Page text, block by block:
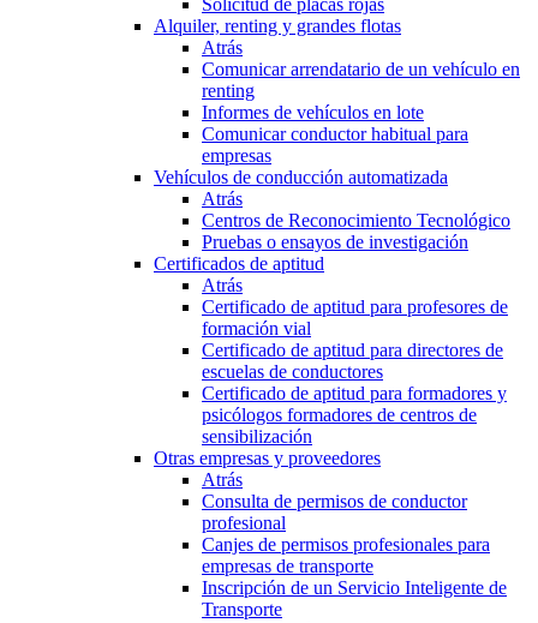
Solicitud de placas rojas
Alquiler, renting y grandes flotas
Atrás
Comunicar arrendatario de un vehículo en
renting
Informes de vehículos en lote
Comunicar conductor habitual para
empresas
Vehículos de conducción automatizada
Atrás
Centros de Reconocimiento Tecnológico
Pruebas o ensayos de investigación
Certificados de aptitud
Atrás
Certificado de aptitud para profesores de
formación vial
Certificado de aptitud para directores de
escuelas de conductores
Certificado de aptitud para formadores y
psicólogos formadores de centros de
sensibilización
Otras empresas y proveedores
Atrás
Consulta de permisos de conductor
profesional
Canjes de permisos profesionales para
empresas de transporte
Inscripción de un Servicio Inteligente de
Transporte